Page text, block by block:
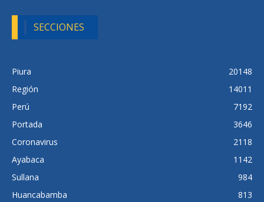
SECCIONES
Piura
20148
Región
14011
Perú
7192
Portada
3646
Coronavirus
2118
Ayabaca
1142
Sullana
984
Huancabamba
813